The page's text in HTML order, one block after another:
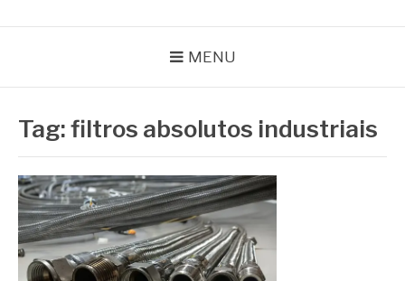
MENU
Tag:filtros absolutos industriais